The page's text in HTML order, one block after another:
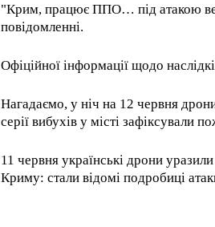
"Крим, працює ППО… під атакою
повідомленні.
Офіційної інформації щодо
Нагадаємо, у ніч на 12 червня
серії вибухів у місті зафіксували
11 червня українські дрони
Криму: стали відомі подробиці